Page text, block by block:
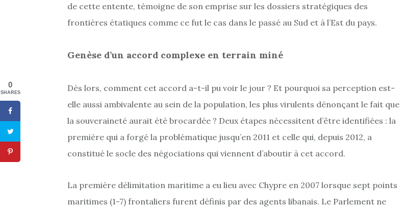
de cette entente, témoigne de son emprise sur les dossiers stratégiques des
frontières étatiques comme ce fut le cas dans le passé au Sud et à l’Est du pays.
Genèse d’un accord complexe en terrain miné
Dès lors, comment cet accord a-t-il pu voir le jour ? Et pourquoi sa perception est-
elle aussi ambivalente au sein de la population, les plus virulents dénonçant le fait que
la souveraineté aurait été brocardée ? Deux étapes nécessitent d’être identifiées : la
première qui a forgé la problématique jusqu’en 2011 et celle qui, depuis 2012, a
constitué le socle des négociations qui viennent d’aboutir à cet accord.
La première délimitation maritime a eu lieu avec Chypre en 2007 lorsque sept points
maritimes (1-7) frontaliers furent définis par des agents libanais. Le Parlement ne
0
SHARES